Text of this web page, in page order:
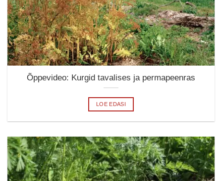
Õppevideo: Kurgid tavalises ja permapeenras
LOE EDASI